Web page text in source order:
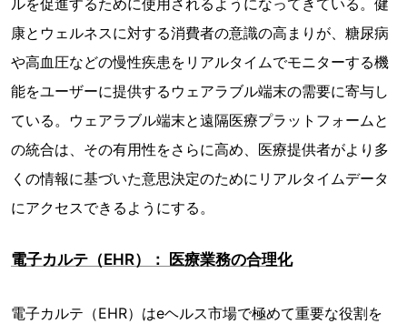
ルを促進するために使用されるようになってきている。健
康とウェルネスに対する消費者の意識の高まりが、糖尿病
や高血圧などの慢性疾患をリアルタイムでモニターする機
能をユーザーに提供するウェアラブル端末の需要に寄与し
ている。ウェアラブル端末と遠隔医療プラットフォームと
の統合は、その有用性をさらに高め、医療提供者がより多
くの情報に基づいた意思決定のためにリアルタイムデータ
にアクセスできるようにする。
電子カルテ（EHR）： 医療業務の合理化
電子カルテ（EHR）はeヘルス市場で極めて重要な役割を